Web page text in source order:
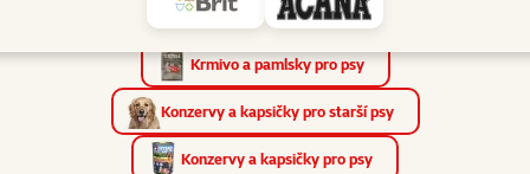
Nalezené kategorie(95×)
Krmivo a pamlsky pro psy
Konzervy a kapsičky pro starší psy
Konzervy a kapsičky pro psy